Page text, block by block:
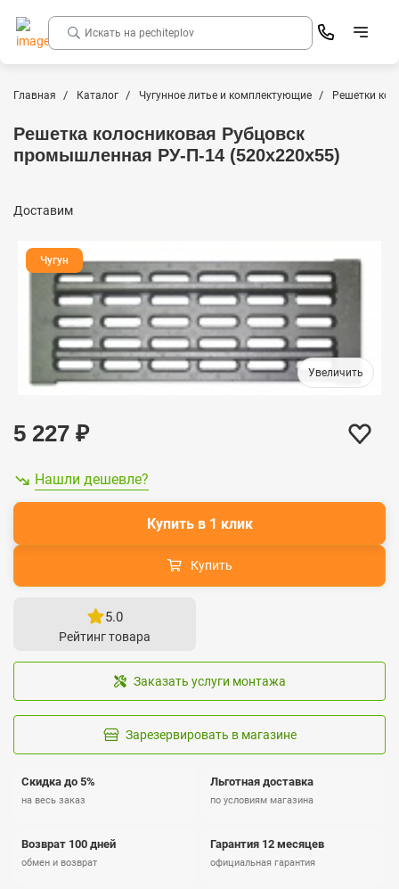
Главная Каталог Чугунное литье и комплектующие Решетки
Решетка колосниковая Рубцовск
промышленная РУ-П-14 (520х220х55)
Доставим
Чугун
5 227 ₽
Нашли дешевле?
Купить
Купить в 1 клик
5.0
Рейтинг товара
Заказать услуги монтажа
Зарезервировать в магазине
Скидка до 5%
на весь заказ
Льготная доставка
по условиям магазина
Возврат 100 дней
обмен и возврат
Гарантия 12 месяцев
официальная гарантия